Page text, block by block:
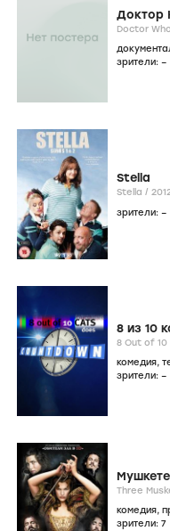
Доктор
зрители: –
Stella
Stella /
зрители: –
8 из 10
комедия,
зрители: –
комедия,
зрители: 7